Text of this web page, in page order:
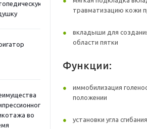
во
травматизацию кожи
вкладыши для
области пятки
Функции:
иммобилизация
положении
установки угла